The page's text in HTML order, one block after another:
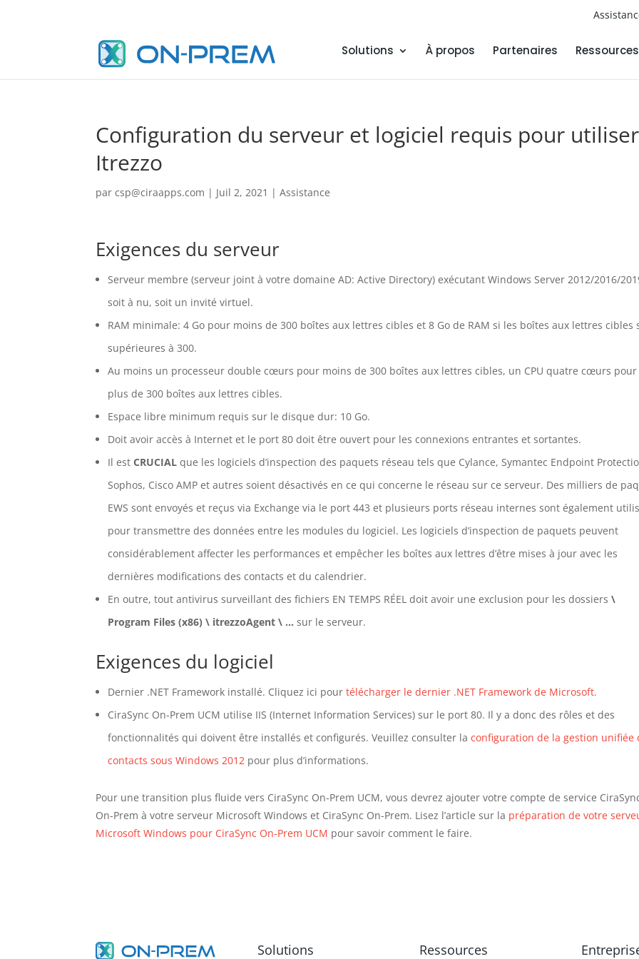
Solutions À propos Partenaires Ressources
Configuration du serveur et logiciel requis pour utiliser
Itrezzo
parcsp@ciraapps.com | Juil 2, 2021 |Assistance
Exigences du serveur
Serveur membre (serveur joint à votre domaine AD: Active Directory) exécutant Windows Server 2012/2016/
soit à nu, soit un invité virtuel.
RAM minimale: 4 Go pour moins de 300 boîtes aux lettres cibles et 8 Go de RAM si les boîtes aux lettres cibles
supérieures à 300.
Au moins un processeur double cœurs pour moins de 300 boîtes aux lettres cibles, un CPU quatre cœurs pour
plus de 300 boîtes aux lettres cibles.
Espace libre minimum requis sur le disque dur: 10 Go.
Doit avoir accès à Internet et le port 80 doit être ouvert pour les connexions entrantes et sortantes.
Il estCRUCIAL que les logiciels d’inspection des paquets réseau tels que Cylance, Symantec Endpoint
Sophos, Cisco AMP et autres soient désactivés en ce qui concerne le réseau sur ce serveur. Des milliers de
EWS sont envoyés et reçus via Exchange via le port 443 et plusieurs ports réseau internes sont également
pour transmettre des données entre les modules du logiciel. Les logiciels d’inspection de paquets peuvent
considérablement affecter les performances et empêcher les boîtes aux lettres d’être mises à jour avec les
dernières modifications des contacts et du calendrier.
En outre, tout antivirus surveillant des fichiers EN TEMPS RÉEL doit avoir une exclusion pour les dossiers\
Program Files (x86) \ itrezzoAgent \ … sur le serveur.
Exigences du logiciel
Dernier .NET Framework installé. Cliquez ici pourtélécharger le dernier .NET Framework de Microsoft.
CiraSync On-Prem UCM utilise IIS (Internet Information Services) sur le port 80. Il y a donc des rôles et des
fonctionnalités qui doivent être installés et configurés. Veuillez consulter la configuration de la gestion unifiée
contacts sous Windows 2012 pour plus d’informations.
Pour une transition plus fluide vers CiraSync On-Prem UCM, vous devrez ajouter votre compte de service
On-Prem à votre serveur Microsoft Windows et CiraSync On-Prem. Lisez l’article sur la préparation de votre
Microsoft Windows pour CiraSync On-Prem UCM pour savoir comment le faire.
Solutions Ressources